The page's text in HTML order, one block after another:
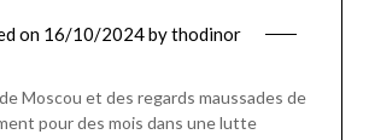
on 16/10/2024bythodinor
de Moscou et des regards maussades de
pour des mois dans une lutte